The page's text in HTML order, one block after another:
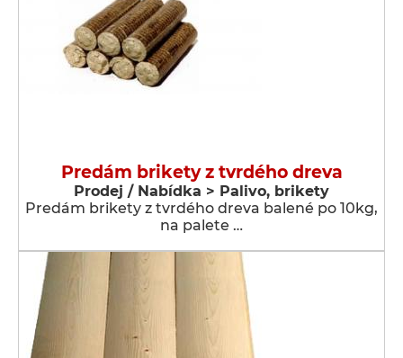
Predám brikety z tvrdého dreva
Prodej / Nabídka > Palivo, brikety
Predám brikety z tvrdého dreva balené po 10kg,
na palete …